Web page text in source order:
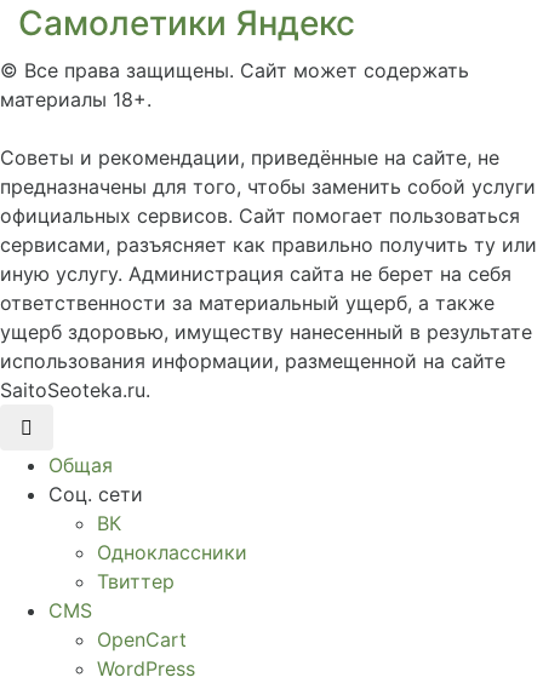
Самолетики Яндекс
© Все права защищены. Сайт может содержать
материалы 18+.
Советы и рекомендации, приведённые на сайте, не
предназначены для того, чтобы заменить собой услуги
официальных сервисов. Сайт помогает пользоваться
сервисами, разъясняет как правильно получить ту или
иную услугу. Администрация сайта не берет на себя
ответственности за материальный ущерб, а также
ущерб здоровью, имуществу нанесенный в результате
использования информации, размещенной на сайте
SaitoSeoteka.ru.
Общая
Соц. сети
ВК
Одноклассники
Твиттер
CMS
OpenCart
WordPress